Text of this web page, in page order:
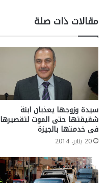
مقالات ذات صلة
سيدة وزوجها يعذبان ابنة
شقيقتها حتى الموت لتقصيرها
فى خدمتها بالجيزة
20 يناير، 2014